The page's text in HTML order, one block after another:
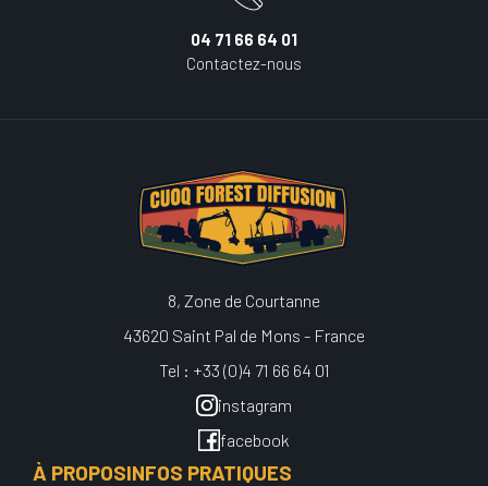
04 71 66 64 01
Contactez-nous
8, Zone de Courtanne
43620 Saint Pal de Mons - France
Tel : +33 (0)4 71 66 64 01
instagram
facebook
À PROPOSINFOS PRATIQUES